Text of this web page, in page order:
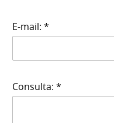
E-mail: *
Consulta: *